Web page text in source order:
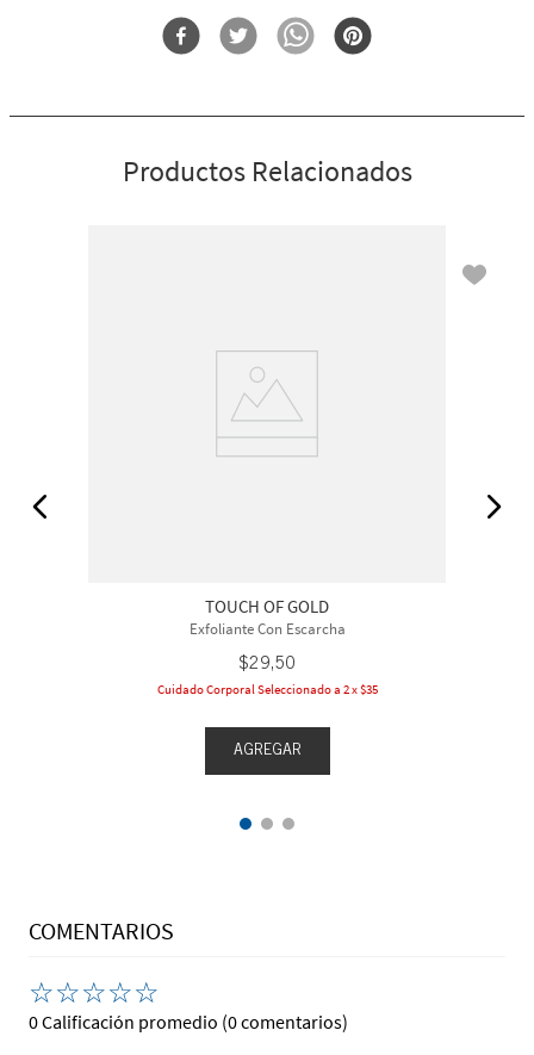
Infundido con ingredientes beneficiosos (aloe y aceites
Exfoliante Con Escarcha
Productos Relacionados
TOUCH OF GOLD
Exfoliante Con Escarcha
$29,50
Cuidado Corporal Seleccionado a 2 x $35
AGREGAR
COMENTARIOS
☆☆☆☆☆
0 Calificación promedio (0 comentarios)